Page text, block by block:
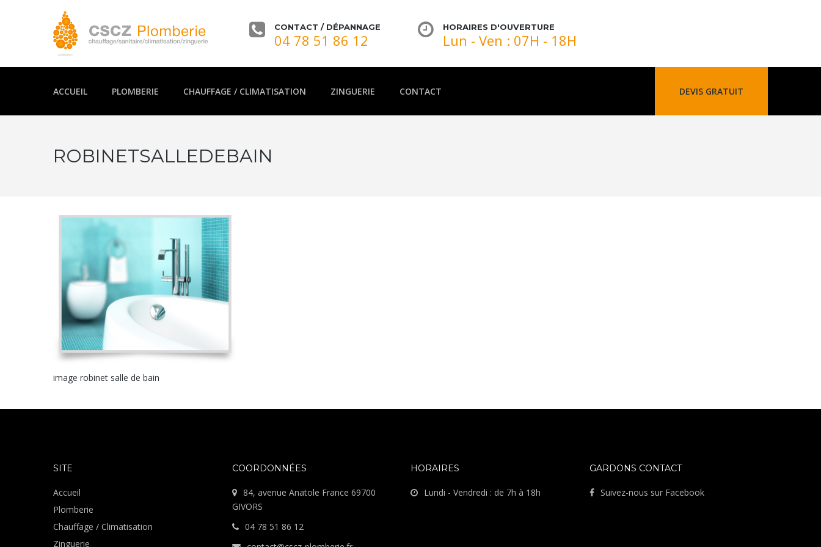
CONTACT / DÉPANNAGE
04 78 51 86 12
HORAIRES D'OUVERTURE
Lun - Ven : 07H - 18H
ACCUEIL PLOMBERIE CHAUFFAGE / CLIMATISATION ZINGUERIE CONTACT DEVIS GRATUIT
ROBINETSALLEDEBAIN
image robinet salle de bain
SITE
Accueil
Plomberie
Chauffage / Climatisation
Zinguerie
COORDONNÉES
84, avenue Anatole France 69700
GIVORS
04 78 51 86 12
HORAIRES
Lundi - Vendredi : de 7h à 18h
GARDONS CONTACT
Suivez-nous sur Facebook